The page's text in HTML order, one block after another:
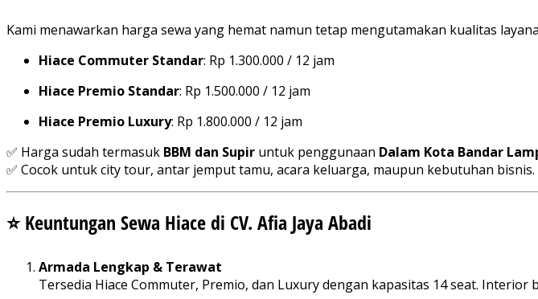
Kami menawarkan harga sewa yang hemat namun tetap mengutamakan kualitas
Hiace Commuter Standar: Rp 1.300.000 / 12 jam
Hiace Premio Standar: Rp 1.500.000 / 12 jam
Hiace Premio Luxury: Rp 1.800.000 / 12 jam
✅ Harga sudah termasuk BBM dan Supir untuk penggunaan Dalam Kota Bandar
✅ Cocok untuk city tour, antar jemput tamu, acara keluarga, maupun kebutuhan bisnis.
⭐ Keuntungan Sewa Hiace di CV. Afia Jaya Abadi
Armada Lengkap & Terawat
Tersedia Hiace Commuter, Premio, dan Luxury dengan kapasitas 14 seat. Interior